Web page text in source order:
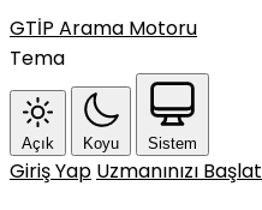
GTİP Arama Motoru
Tema
Açık Koyu Sistem
Giriş Yap Uzmanınızı